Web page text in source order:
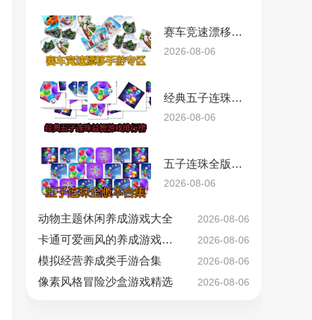
赛车竞速漂移手游专区
2026-08-06
经典五子连珠益智游戏排行榜
2026-08-06
五子连珠全版本合集
2026-08-06
动物主题休闲养成游戏大全 2026-08-06
卡通可爱画风的养成游戏精选 2026-08-06
模拟经营养成类手游合集 2026-08-06
像素风格冒险沙盒游戏精选 2026-08-06